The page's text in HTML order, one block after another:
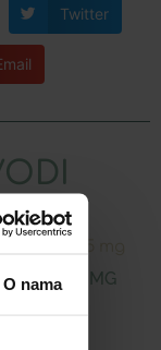
O nama
Twitter
KELAT 25 MG